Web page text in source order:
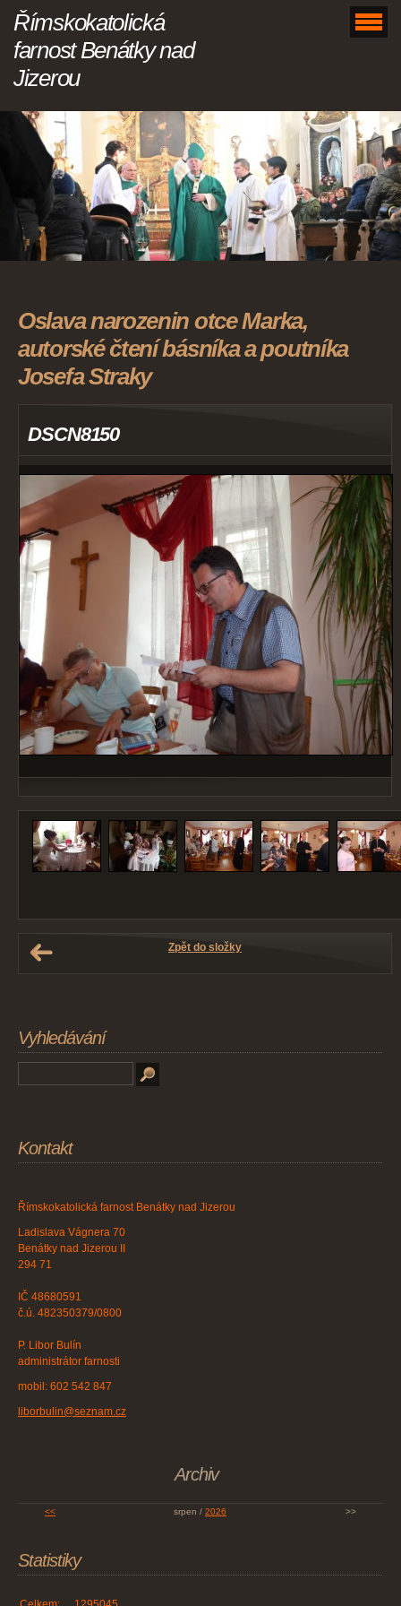
Římskokatolická
farnost Benátky nad
Jizerou
Oslava narozenin otce Marka,
autorské čtení básníka a poutníka
Josefa Straky
DSCN8150
Zpět do složky
Vyhledávání
Kontakt
Římskokatolická farnost Benátky nad Jizerou
Ladislava Vágnera 70
Benátky nad Jizerou II
294 71
IČ 48680591
č.ú. 482350379/0800
P. Libor Bulín
administrátor farnosti
mobil: 602 542 847
liborbulin@seznam.cz
Archiv
<< srpen / 2026 >>
Statistiky